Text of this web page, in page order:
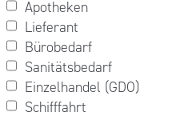
Apotheken
Lieferant
Bürobedarf
Sanitätsbedarf
Einzelhandel (GDO)
Schifffahrt